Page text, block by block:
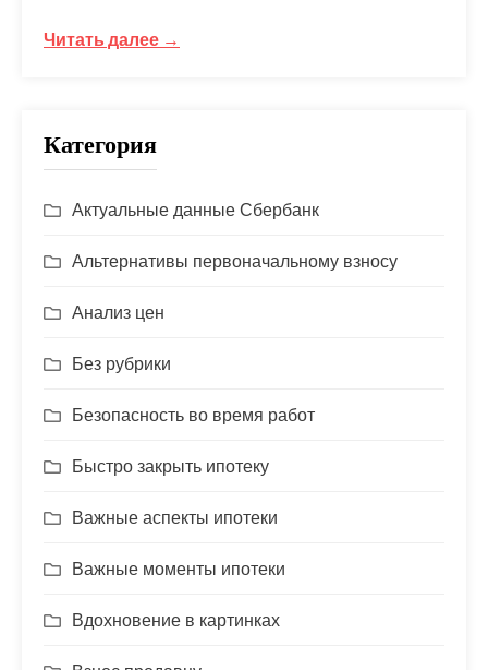
Читать далее →
Категория
Актуальные данные Сбербанк
Альтернативы первоначальному взносу
Анализ цен
Без рубрики
Безопасность во время работ
Быстро закрыть ипотеку
Важные аспекты ипотеки
Важные моменты ипотеки
Вдохновение в картинках